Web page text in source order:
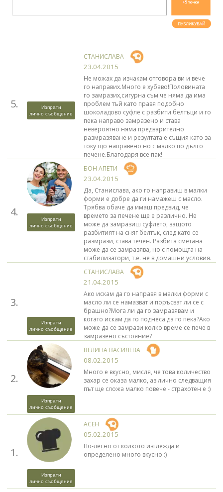
5.
Изпрати
лично съобщение
СТАНИСЛАВА
23.04.2015
Не можах да изчакам отговора ви и вече
го направих.Много е хубаво!Половината
го замразих,сигурна съм че няма да има
проблем тъй като правя подобно
шоколадово суфле с разбити белтъци и го
пека направо замразено и става
невероятно няма предварително
размразяване и резултата е същия като за
току що направено но с малко по дълго
печене.Благодаря все пак!
4.
Изпрати
лично съобщение
БОН АПЕТИ
23.04.2015
Да, Станислава, ако го направиш в малки
форми е добре да ги намажеш с масло.
Трябва обаче да имаш предвид, че
времето за печене ще е различно. Не
може да замразиш суфлето, защото
разбитият на сняг белтък, след като се
размрази, става течен. Разбита сметана
може да се замразява, но с помощта на
стабилизатори, т.е. не в домашни условия.
3.
Изпрати
лично съобщение
СТАНИСЛАВА
21.04.2015
Ако искам да го направя в малки форми с
масло ли се намазват и поръсват ли се с
брашно?Мога ли да го замразявам и
когато искам да го поднеса да го пека?Ако
може да се замрази колко време се пече в
замразено състояние?
2.
Изпрати
лично съобщение
ВЕЛИНА ВАСИЛЕВА
08.02.2015
Много е вкусно, мисля, че това количество
захар се оказа малко, аз лично следващия
път ще сложа малко повече - страхотен е :)
1.
Изпрати
лично съобщение
АСЕН
05.02.2015
По-лесно от колкото изглежда и
определено много вкусно :)